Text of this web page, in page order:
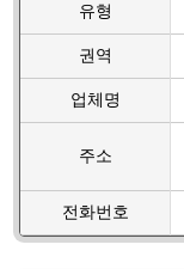
유형
권역
업체명
주소
전화번호